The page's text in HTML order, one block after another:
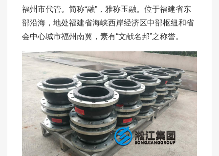
福州市代管。简称“融”，雅称玉融。位于福建省东
部沿海，地处福建省海峡西岸经济区中部枢纽和省
会中心城市福州南翼，素有“文献名邦”之称誉。